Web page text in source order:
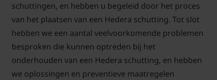
schuttingen, en hebben u begeleid door het proces
van het plaatsen van een Hedera schutting. Tot slot
hebben we een aantal veelvoorkomende problemen
besproken die kunnen optreden bij het
onderhouden van een Hedera schutting, en hebben
we oplossingen en preventieve maatregelen